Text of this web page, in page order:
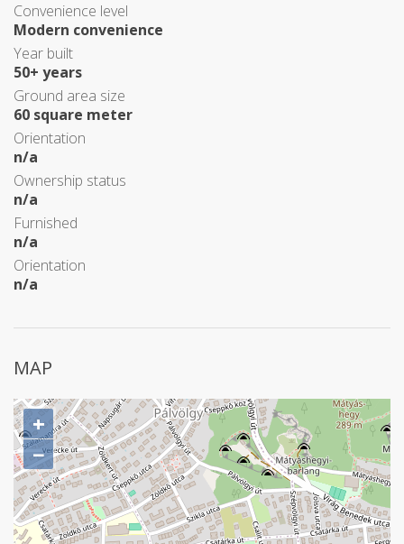
Convenience level
Modern convenience
Year built
50+ years
Ground area size
60 square meter
Orientation
n/a
Ownership status
n/a
Furnished
n/a
Orientation
n/a
MAP
+
−